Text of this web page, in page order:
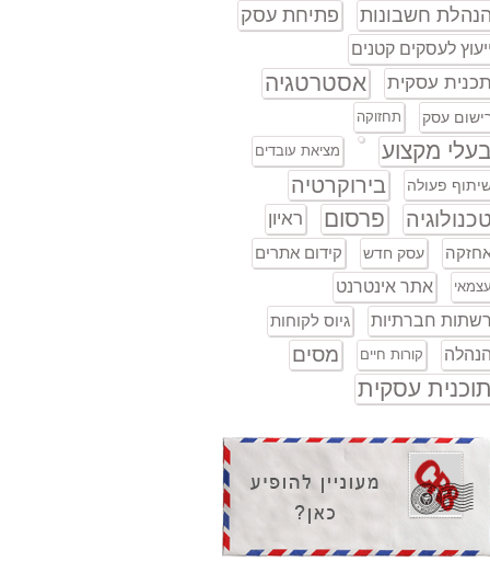
הנהלת חשבונות פתיחת עסק
ייעוץ לעסקים קטנים
תכנית עסקית אסטרטגיה
עסק תחזוקה
בעלי מקצוע מציאת עובדים
פעולה
בירוקרטיה
טכנולוגיה
פרסום ראיון
עסק חדש קידום אתרים
עצמאי
אתר אינטרנט
רשתות חברתיות
גיוס לקוחות
הנהלה
קורות חיים מסים
תוכנית עסקית